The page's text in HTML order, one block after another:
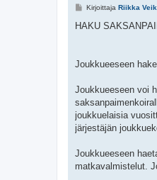
V
e
Kirjoittaja Riikka
HAKU
Joukkueeseen
Joukkueeseen voi
joukkuelaisia
järjestäjän
Joukkueeseen
matkavalmistelut.